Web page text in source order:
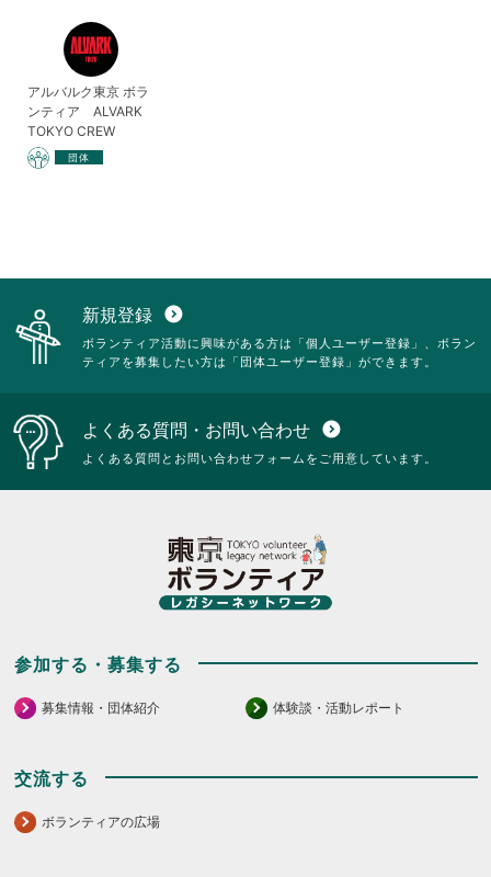
アルバルク東京 ボラ
ンティア ALVARK
TOKYO CREW
団体
新規登録 expand_circle_down
ボランティア活動に興味がある方は「個人ユーザー登録」、ボラン
ティアを募集したい方は「団体ユーザー登録」ができます。
よくある質問・お問い合わせ expand_circle_down
よくある質問とお問い合わせフォームをご用意しています。
参加する・募集する
募集情報・団体紹介 体験談・活動レポート
交流する
ボランティアの広場